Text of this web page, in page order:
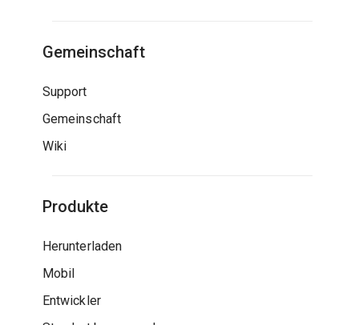
Gemeinschaft
Support
Gemeinschaft
Wiki
Produkte
Herunterladen
Mobil
Entwickler